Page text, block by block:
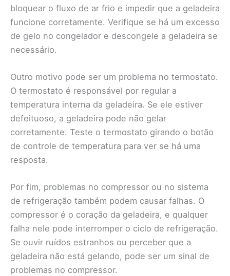
bloquear o fluxo de ar frio e impedir que a geladeira
funcione corretamente. Verifique se há um excesso
de gelo no congelador e descongele a geladeira se
necessário.
Outro motivo pode ser um problema no termostato.
O termostato é responsável por regular a
temperatura interna da geladeira. Se ele estiver
defeituoso, a geladeira pode não gelar
corretamente. Teste o termostato girando o botão
de controle de temperatura para ver se há uma
resposta.
Por fim, problemas no compressor ou no sistema
de refrigeração também podem causar falhas. O
compressor é o coração da geladeira, e qualquer
falha nele pode interromper o ciclo de refrigeração.
Se ouvir ruídos estranhos ou perceber que a
geladeira não está gelando, pode ser um sinal de
problemas no compressor.